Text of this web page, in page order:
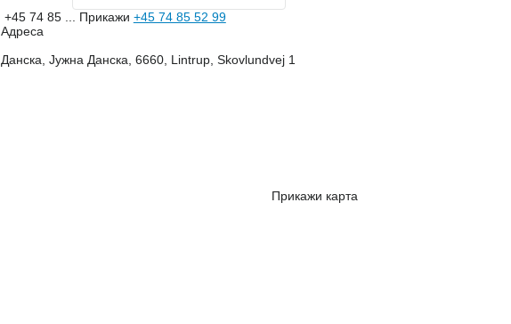
+45 74 85 ... Прикажи +45 74 85 52 99
Адреса
Данска, Јужна Данска, 6660, Lintrup, Skovlundvej 1
Прикажи карта